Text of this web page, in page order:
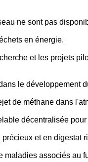
ne sont pas
en énergie.
et les projets
le développement
de méthane dans
décentralisée pour
et en digestat
maladies associés au